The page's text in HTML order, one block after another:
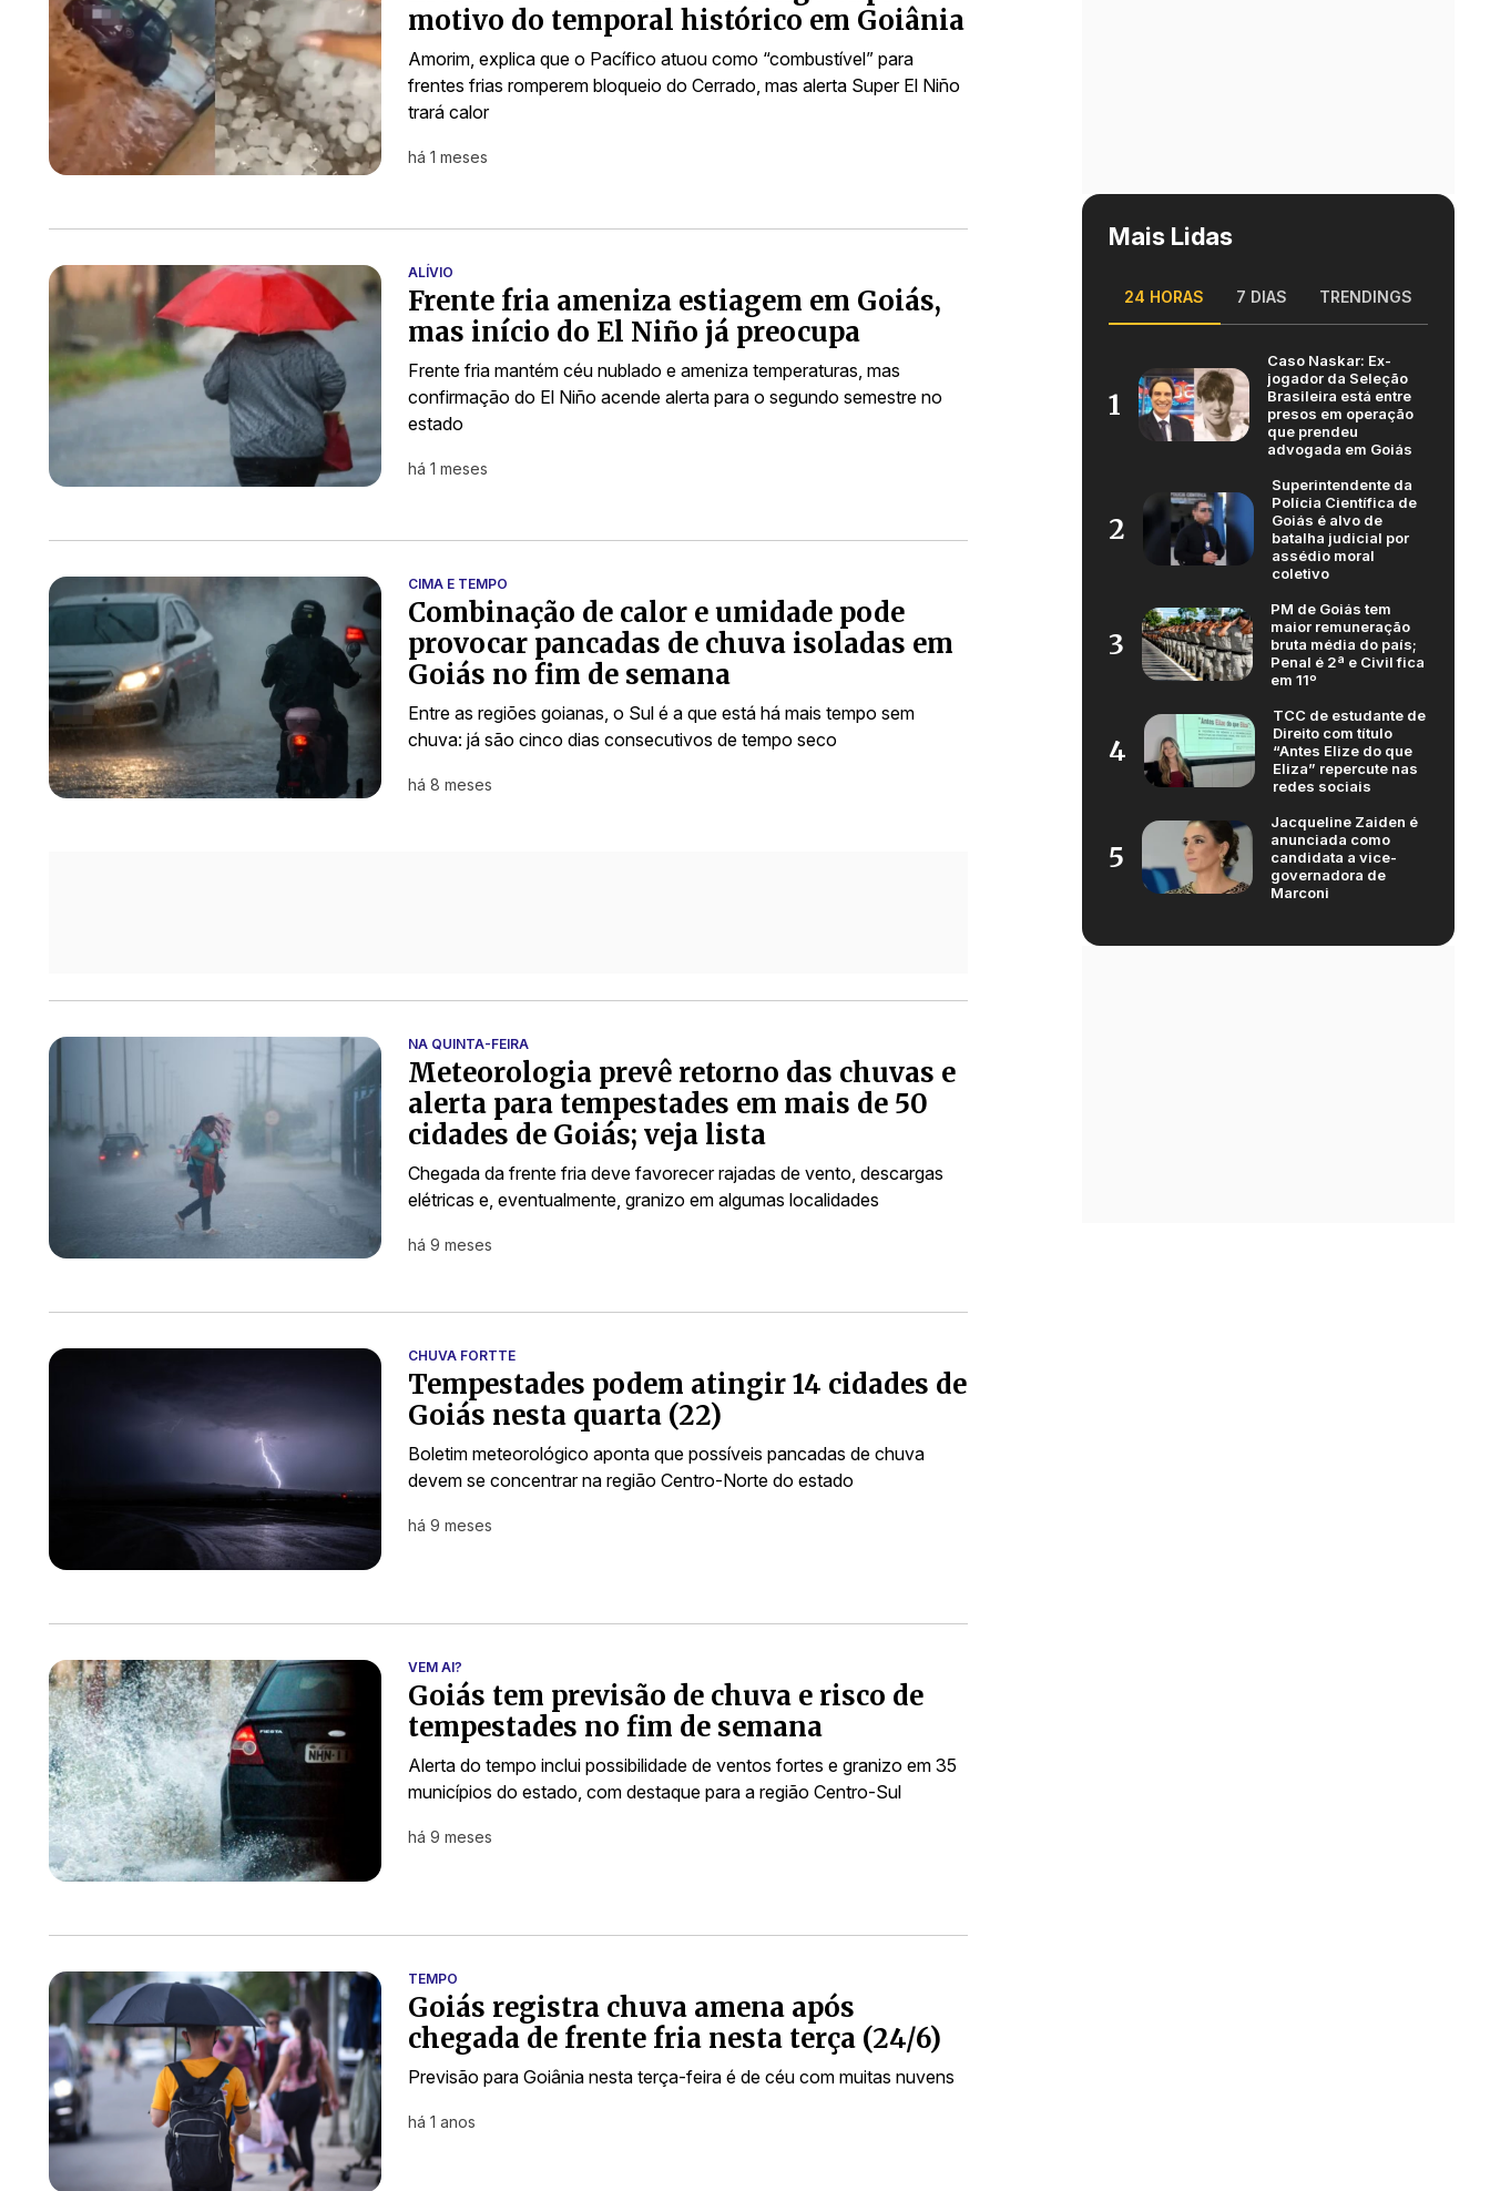
motivo do temporal histórico em Goiânia
Amorim, explica que o Pacífico atuou como “combustível” para
frentes frias romperem bloqueio do Cerrado, mas alerta Super El Niño
trará calor
há 1 meses
ALÍVIO
Frente fria ameniza estiagem em Goiás,
mas início do El Niño já preocupa
Frente fria mantém céu nublado e ameniza temperaturas, mas
confirmação do El Niño acende alerta para o segundo semestre no
estado
há 1 meses
CIMA E TEMPO
Combinação de calor e umidade pode
provocar pancadas de chuva isoladas em
Goiás no fim de semana
Entre as regiões goianas, o Sul é a que está há mais tempo sem
chuva: já são cinco dias consecutivos de tempo seco
há 8 meses
NA QUINTA-FEIRA
Meteorologia prevê retorno das chuvas e
alerta para tempestades em mais de 50
cidades de Goiás; veja lista
Chegada da frente fria deve favorecer rajadas de vento, descargas
elétricas e, eventualmente, granizo em algumas localidades
há 9 meses
CHUVA FORTTE
Tempestades podem atingir 14 cidades de
Goiás nesta quarta (22)
Boletim meteorológico aponta que possíveis pancadas de chuva
devem se concentrar na região Centro-No​rte do estado
há 9 meses
VEM AI?
​Goiás tem previsão de chuva e risco de
tempestades no fim de semana
Alerta do tempo inclui possibilidade de ventos fortes e granizo em 35
municípios do estado, com destaque para a região Centro-Sul
há 9 meses
TEMPO
Goiás registra chuva amena após
chegada de frente fria nesta terça (24/6)
Previsão para Goiânia nesta terça-feira é de céu com muitas nuvens
há 1 anos
Mais Lidas
24 HORAS 7 DIAS TRENDINGS
1
Caso Naskar: Ex-
jogador da Seleção
Brasileira está entre
presos em operação
que prendeu
advogada em Goiás
2
Superintendente da
Polícia Científica de
Goiás é alvo de
batalha judicial por
assédio moral
coletivo
3
PM de Goiás tem
maior remuneração
bruta média do país;
Penal é 2ª e Civil fica
em 11º
4
TCC de estudante de
Direito com título
“Antes Elize do que
Eliza” repercute nas
redes sociais
5
Jacqueline Zaiden é
anunciada como
candidata a vice-
governadora de
Marconi